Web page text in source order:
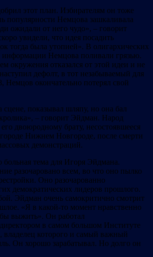
этот план. Избирателям он тоже
популярности Немцова зашкаливала
ожидали от него чудо», – говорит
увидели, что идея посадить
тогда была утопией». В олигархических
информации Немцова поливали грязью.
окружения отказался от этой идеи и не
дефолт, в тот незабываемый для
Немцов окончательно потерял свой
сцене, показывал шляпу, но она бал
– говорит Эйдман. Народ
двоюродному брату, несостоявшееся
Нижнем Новгороде, после смерти
демонстраций.
больная тема для Игоря Эйдмана.
разочаровано всем, во что оно пылко
Оно разочарованно
демократических лидеров прошлого.
Эйдман очень самокритично смотрит
«Я в какой-то момент нравственно
выжить». Он работал
в самом большом Институте
владелец которого и самый важный
Он хорошо зарабатывал. Но долго он